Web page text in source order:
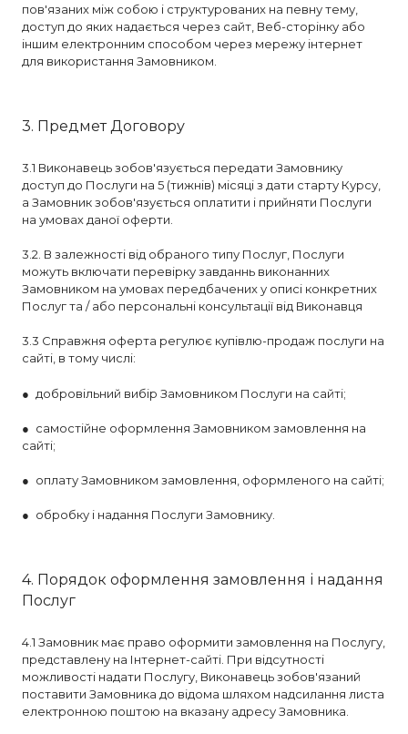
пов'язаних між собою і структурованих на певну тему,
доступ до яких надається через сайт, Веб-сторінку або
іншим електронним способом через мережу інтернет
для використання Замовником.
3. Предмет Договору
3.1 Виконавець зобов'язується передати Замовнику
доступ до Послуги на 5 (тижнів) місяці з дати старту Курсу,
а Замовник зобов'язується оплатити і прийняти Послуги
на умовах даної оферти.
3.2. В залежності від обраного типу Послуг, Послуги
можуть включати перевірку завданнь виконанних
Замовником на умовах передбачених у описі конкретних
Послуг та / або персональні консультації від Виконавця
3.3 Справжня оферта регулює купівлю-продаж послуги на
сайті, в тому числі:
● добровільний вибір Замовником Послуги на сайті;
● самостійне оформлення Замовником замовлення на
сайті;
● оплату Замовником замовлення, оформленого на сайті;
● обробку і надання Послуги Замовнику.
4. Порядок оформлення замовлення і надання
Послуг
4.1 Замовник має право оформити замовлення на Послугу,
представлену на Інтернет-сайті. При відсутності
можливості надати Послугу, Виконавець зобов'язаний
поставити Замовника до відома шляхом надсилання листа
електронною поштою на вказану адресу Замовника.